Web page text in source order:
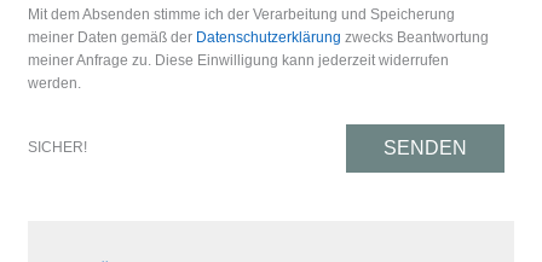
Mit dem Absenden stimme ich der Verarbeitung und Speicherung
meiner Daten gemäß der Datenschutzerklärung zwecks Beantwortung
meiner Anfrage zu. Diese Einwilligung kann jederzeit widerrufen
werden.
SICHER! SENDEN